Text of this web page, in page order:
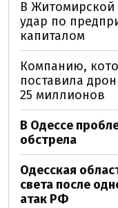
В Житомирской
удар по
капиталом
Компанию,
поставила
25 миллионов
В Одессе
обстрела
Одесская
света после
атак РФ